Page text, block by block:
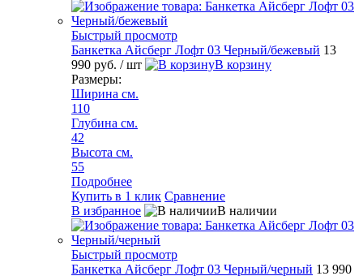
Быстрый просмотр
Банкетка Айсберг Лофт 03 Черный/бежевый 13
990 руб. / шт
В корзину
Размеры:
Ширина см.
110
Глубина см.
42
Высота см.
55
Подробнее
Купить в 1 клик Сравнение
В избранное
В наличии
Быстрый просмотр
Банкетка Айсберг Лофт 03 Черный/черный 13 990